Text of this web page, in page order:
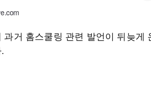
거 홈스쿨링 관련 발언이 뒤늦게